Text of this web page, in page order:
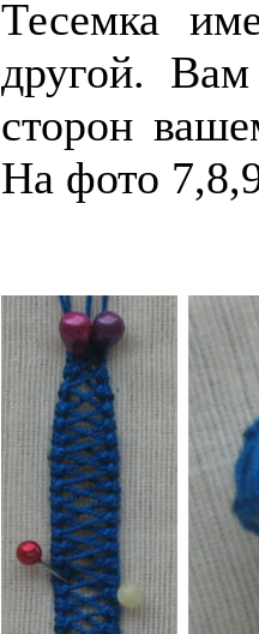
Тесемка
другой. Вам
сторон
На фото